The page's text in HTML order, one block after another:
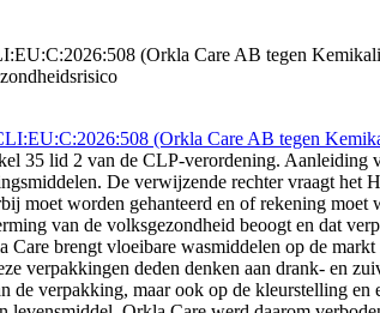
(Orkla Care AB tegen
(Orkla Care AB tegen
35 lid 2 van de CLP-verordening.
De verwijzende rechter vraagt
moet worden gehanteerd en of rekening
van de volksgezondheid beoogt en dat
Care brengt vloeibare wasmiddelen op de
verpakkingen deden denken aan drank- en
verpakking, maar ook op de kleurstelling